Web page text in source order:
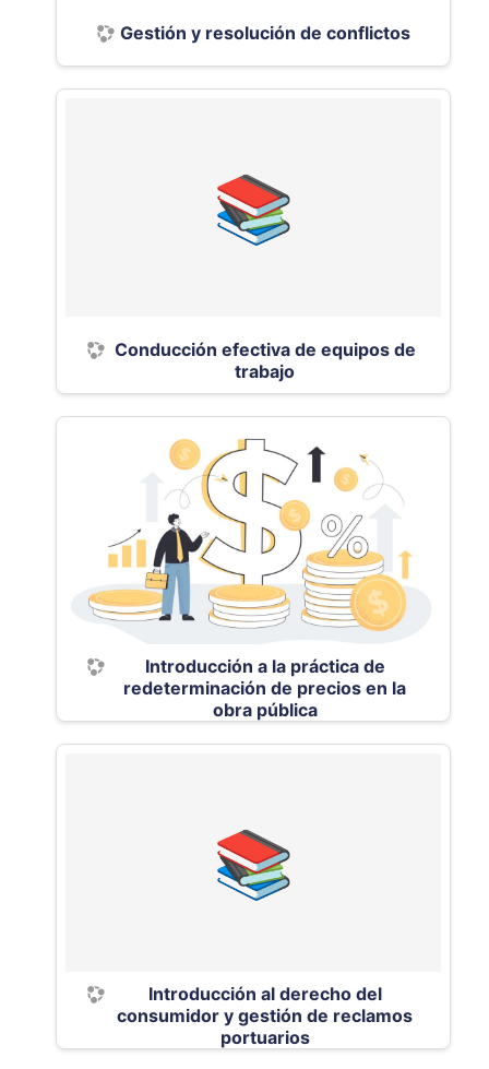
Gestión y resolución de conflictos
Conducción efectiva de equipos de
trabajo
Introducción a la práctica de
redeterminación de precios en la
obra pública
Introducción al derecho del
consumidor y gestión de reclamos
portuarios